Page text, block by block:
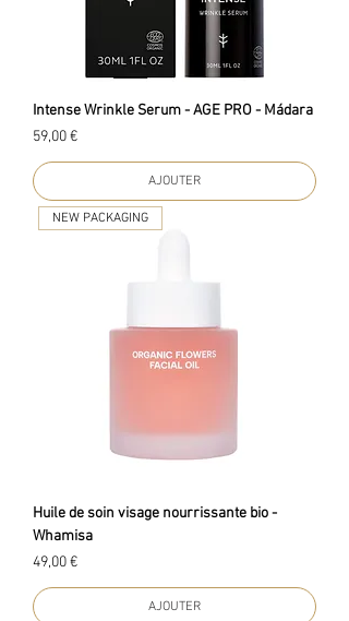
Intense Wrinkle Serum - AGE PRO - Mádara
Prix
59,00 €
AJOUTER
NEW PACKAGING
Huile de soin visage nourrissante bio -
Whamisa
Prix
49,00 €
AJOUTER